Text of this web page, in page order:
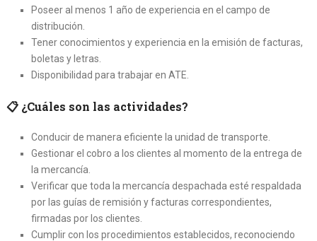
Poseer al menos 1 año de experiencia en el campo de
distribución.
Tener conocimientos y experiencia en la emisión de facturas,
boletas y letras.
Disponibilidad para trabajar en ATE.
📋 ¿Cuáles son las actividades?
Conducir de manera eficiente la unidad de transporte.
Gestionar el cobro a los clientes al momento de la entrega de
la mercancía.
Verificar que toda la mercancía despachada esté respaldada
por las guías de remisión y facturas correspondientes,
firmadas por los clientes.
Cumplir con los procedimientos establecidos, reconociendo